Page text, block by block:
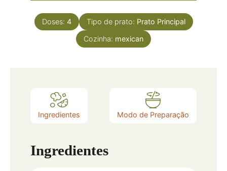
Doses: 4 Tipo de prato: Prato Principal
Cozinha: mexican
Ingredientes Modo de Preparação
Ingredientes